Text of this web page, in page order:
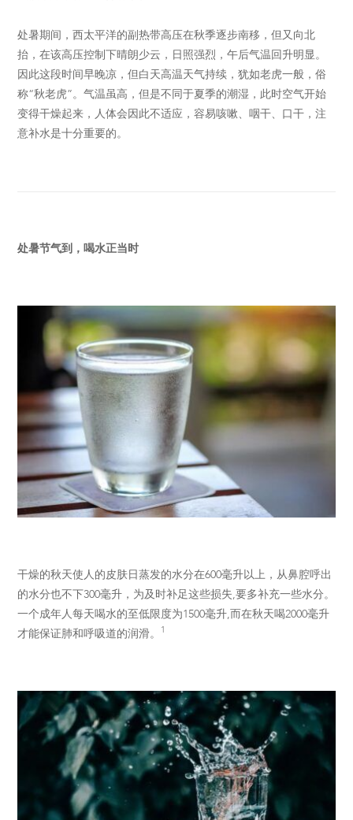
处暑期间，西太平洋的副热带高压在秋季逐步南移，但又向北
抬，在该高压控制下晴朗少云，日照强烈，午后气温回升明显。
因此这段时间早晚凉，但白天高温天气持续，犹如老虎一般，俗
称“秋老虎”。气温虽高，但是不同于夏季的潮湿，此时空气开始
变得干燥起来，人体会因此不适应，容易咳嗽、咽干、口干，注
意补水是十分重要的。
处暑节气到，喝水正当时
干燥的秋天使人的皮肤日蒸发的水分在600毫升以上，从鼻腔呼出
的水分也不下300毫升，为及时补足这些损失,要多补充一些水分。
一个成年人每天喝水的至低限度为1500毫升,而在秋天喝2000毫升
才能保证肺和呼吸道的润滑。
1